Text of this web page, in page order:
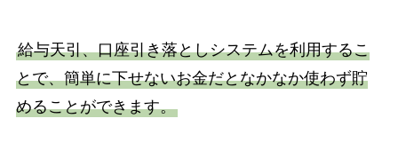
給与天引、口座引き落としシステムを利用するこ
とで、簡単に下せないお金だとなかなか使わず貯
めることができます。